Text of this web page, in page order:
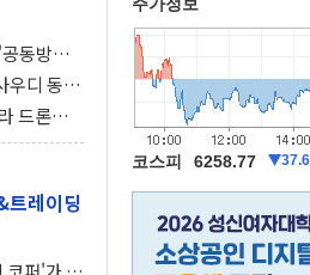
동방위
위협에
우디 동시
중동 화
드론으
거짓 깃발
트레이딩